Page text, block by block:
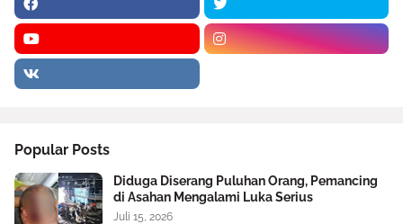
Popular Posts
Diduga Diserang Puluhan Orang, Pemancing
di Asahan Mengalami Luka Serius
Juli 15, 2026